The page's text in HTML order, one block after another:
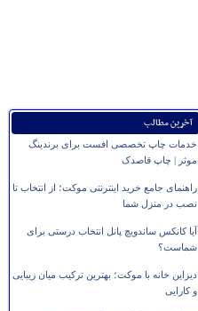
آخرین مطالب
خدمات چاپ تخصصی افست برای برندینگ
موثر | چاپ قاصدک
راهنمای جامع خرید اینترنتی موکت؛ از انتخاب تا
نصب در منزل شما
آیا کانکس ساندویچ پانل انتخاب درستی برای
شماست؟
دیزاین خانه با موکت؛ بهترین ترکیب میان زیبایی
و کارایی